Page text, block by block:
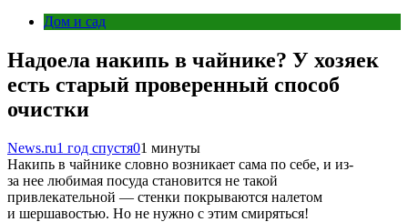
Дом и сад
Надоела накипь в чайнике? У хозяек
есть старый проверенный способ
очистки
News.ru1 год спустя01 минуты
Накипь в чайнике словно возникает сама по себе, и из-
за нее любимая посуда становится не такой
привлекательной — стенки покрываются налетом
и шершавостью. Но не нужно с этим смиряться!